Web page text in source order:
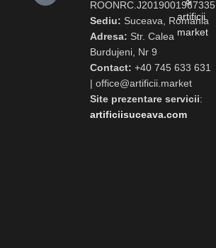
ROONRC.J2019001967335
Sediu: Suceava, Romania
Adresa: Str. Calea
Burdujeni, Nr 9
Contact: +40 745 633 631
| office@artificii.market
Site prezentare servicii:
artificiisuceava.com